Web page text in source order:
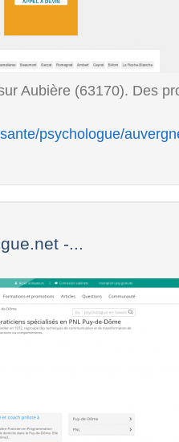
Aubière (63170). Des
psychologue/
-...